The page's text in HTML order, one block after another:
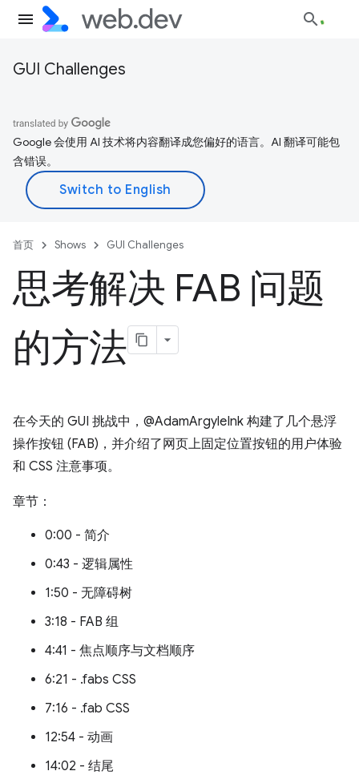
GUI Challenges
Google 会使用 AI 技术将内容翻译成您偏好的语言。AI 翻译可能包
含错误。
首页 Shows GUI Challenges
思考解决 FAB 问题
的方法
在今天的 GUI 挑战中，@AdamArgyleInk 构建了几个悬浮
操作按钮 (FAB)，并介绍了网页上固定位置按钮的用户体验
和 CSS 注意事项。
章节：
0:00 - 简介
0:43 - 逻辑属性
1:50 - 无障碍树
3:18 - FAB 组
4:41 - 焦点顺序与文档顺序
6:21 - .fabs CSS
7:16 - .fab CSS
12:54 - 动画
14:02 - 结尾